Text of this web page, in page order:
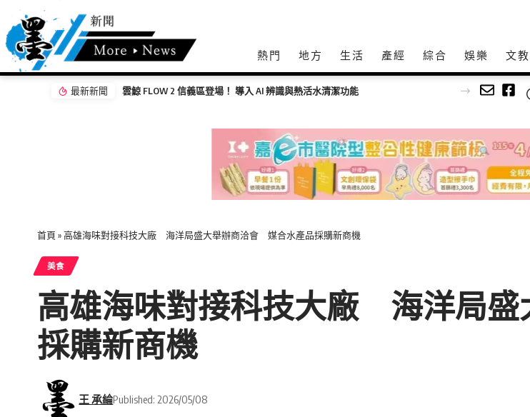
熱門 地方 生活 產經 綜合 娛樂 文教
最新新聞 吳申梅突破自我 創作全新電音舞曲 為努力生活的人加油打氣
首頁 »高雄海味對接科技大廠 海洋局盛大舉辦商洽會 媒合水產品採購新商機
美食
高雄海味對接科技大廠 海洋局
採購新商機
王 承綸Published: 2026/05/08